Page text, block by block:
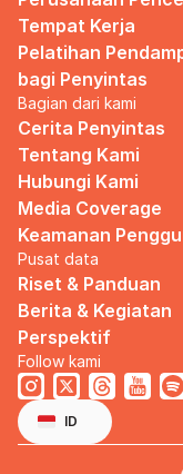
Tempat Kerja
Pelatihan
bagi Penyintas
Bagian dari kami
Cerita Penyintas
Tentang Kami
Hubungi Kami
Media Coverage
Keamanan
Pusat data
Riset & Panduan
Berita & Kegiatan
Perspektif
Follow kami
Select Language
ID